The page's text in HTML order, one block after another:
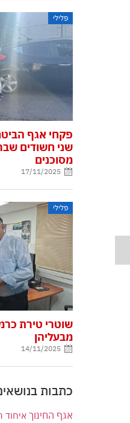
פלילי
פקחי אגף
שני חשודים
מסוכנים
17/11/2025
פלילי
שוטרי טירת
מבעליהן
14/11/2025
כתבות
אגף החינוך איחוד